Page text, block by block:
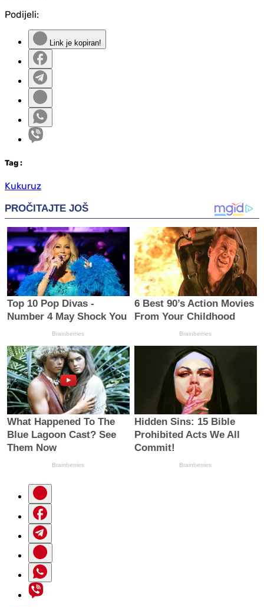
Podijeli:
Link je kopiran!
Tag :
Kukuruz